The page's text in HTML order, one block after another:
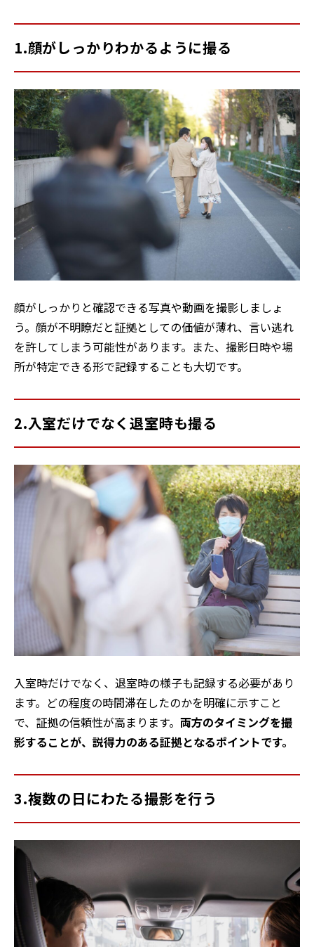
1.顔がしっかりわかるように撮る
顔がしっかりと確認できる写真や動画を撮影しましょ
う。顔が不明瞭だと証拠としての価値が薄れ、言い逃れ
を許してしまう可能性があります。また、撮影日時や場
所が特定できる形で記録することも大切です。
2.入室だけでなく退室時も撮る
入室時だけでなく、退室時の様子も記録する必要があり
ます。どの程度の時間滞在したのかを明確に示すこと
で、証拠の信頼性が高まります。 両方のタイミングを撮
影することが、説得力のある証拠となるポイントです。
3.複数の日にわたる撮影を行う